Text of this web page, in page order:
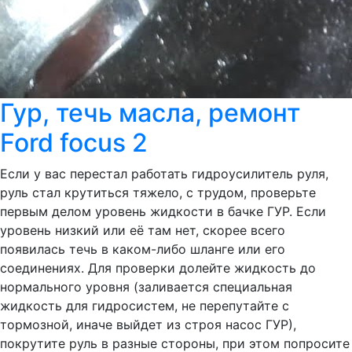
Гур, течь масла, ремонт
Ford focus 2
Если у вас перестал работать гидроусилитель руля,
руль стал крутиться тяжело, с трудом, проверьте
первым делом уровень жидкости в бачке ГУР. Если
уровень низкий или её там нет, скорее всего
появилась течь в каком-либо шланге или его
соединениях. Для проверки долейте жидкость до
нормального уровня (заливается специальная
жидкость для гидросистем, не перепутайте с
тормозной, иначе выйдет из строя насос ГУР),
покрутите руль в разные стороны, при этом попросите